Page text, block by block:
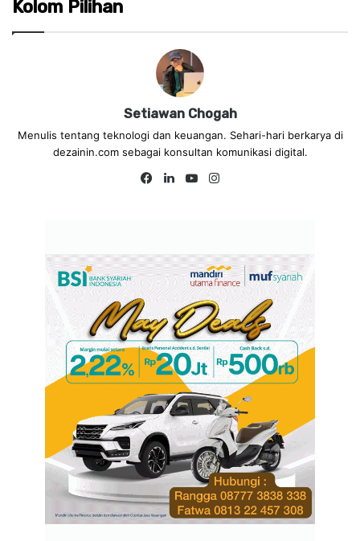
Kolom Pilihan
Setiawan Chogah
Menulis tentang teknologi dan keuangan. Sehari-hari berkarya di
dezainin.com sebagai konsultan komunikasi digital.
Fa
Lin
Yo